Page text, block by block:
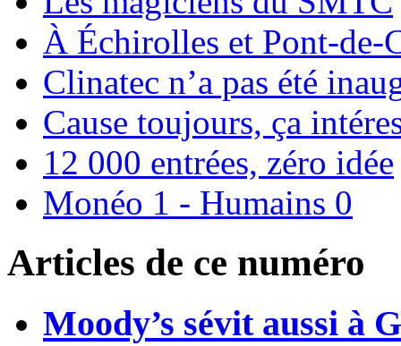
À Échirolles et Pont-de-
Clinatec n’a pas été
Cause toujours, ça
12 000 entrées, zéro idée
Monéo 1 - Humains 0
Articles de ce numéro
Moody’s sévit aussi à